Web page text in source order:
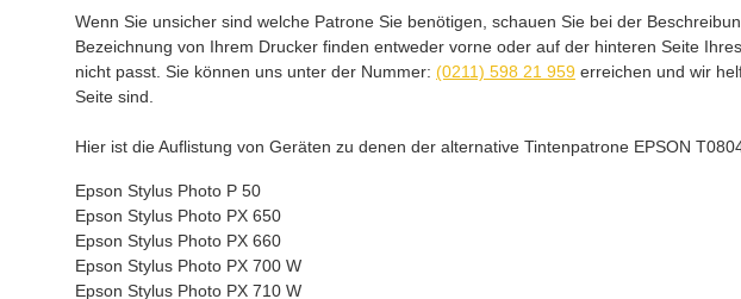
Wenn Sie unsicher sind welche Patrone Sie benötigen, schauen Sie bei der
Bezeichnung von Ihrem Drucker finden entweder vorne oder auf der hinteren Seite
nicht passt. Sie können uns unter der Nummer: (0211) 598 21 959 erreichen und wir
Seite sind.
Hier ist die Auflistung von Geräten zu denen der alternative Tintenpatrone EPSON
Epson Stylus Photo P 50
Epson Stylus Photo PX 650
Epson Stylus Photo PX 660
Epson Stylus Photo PX 700 W
Epson Stylus Photo PX 710 W